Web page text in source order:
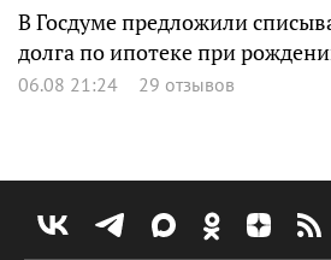
В Госдуме предложили
долга по ипотеке при
06.08 21:24 29 отзывов